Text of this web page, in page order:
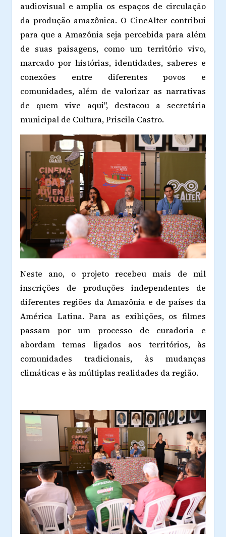
audiovisual e amplia os espaços de circulação
da produção amazônica. O CineAlter contribui
para que a Amazônia seja percebida para além
de suas paisagens, como um território vivo,
marcado por histórias, identidades, saberes e
conexões entre diferentes povos e
comunidades, além de valorizar as narrativas
de quem vive aqui", destacou a secretária
municipal de Cultura, Priscila Castro.
Neste ano, o projeto recebeu mais de mil
inscrições de produções independentes de
diferentes regiões da Amazônia e de países da
América Latina. Para as exibições, os filmes
passam por um processo de curadoria e
abordam temas ligados aos territórios, às
comunidades tradicionais, às mudanças
climáticas e às múltiplas realidades da região.